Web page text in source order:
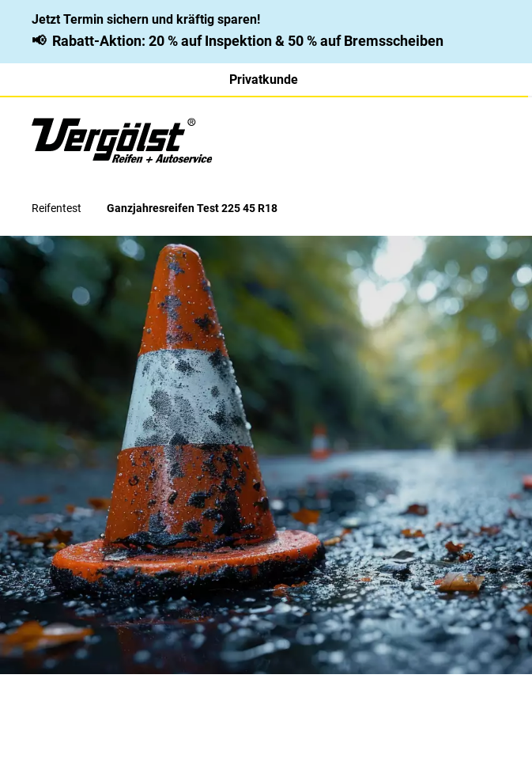
Jetzt Termin sichern und kräftig sparen!
📢 Rabatt-Aktion: 20 % auf Inspektion & 50 % auf Bremsscheiben
Privatkunde
Reifentest Ganzjahresreifen Test 225 45 R18